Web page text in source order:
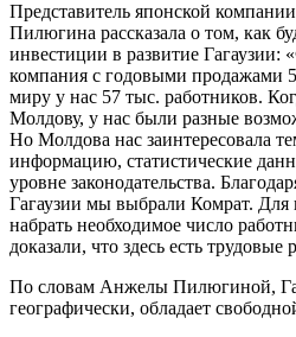
Представитель японской
Пилюгина рассказала о том, как
инвестиции в развитие
компания с годовыми продажами
миру у нас 57 тыс. работников.
Молдову, у нас были разные
Но Молдова нас заинтересовала
информацию, статистические
уровне законодательства.
Гагаузии мы выбрали Комрат. Для
набрать необходимое число
доказали, что здесь есть трудовые
По словам Анжелы Пилюгиной,
географически, обладает